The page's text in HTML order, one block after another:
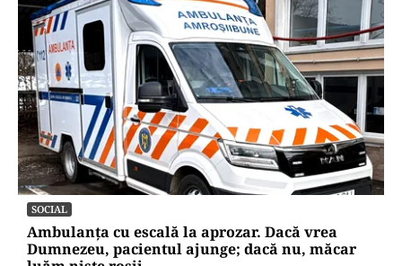
SOCIAL
Ambulanța cu escală la aprozar. Dacă vrea
Dumnezeu, pacientul ajunge; dacă nu, măcar